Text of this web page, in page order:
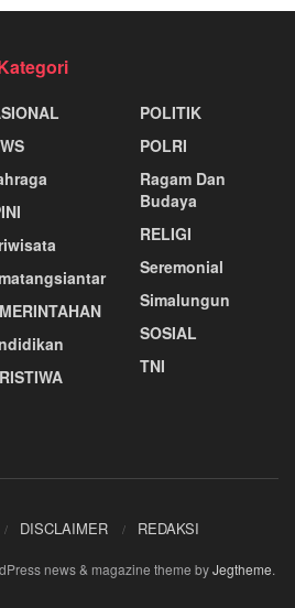
POLITIK
POLRI
Ragam Dan
Budaya
RELIGI
Seremonial
Simalungun
SOSIAL
TNI
DISCLAIMER REDAKSI
news & magazine theme byJegtheme.